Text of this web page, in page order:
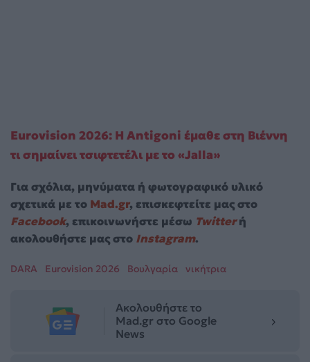
Eurovision 2026: Η Antigoni έμαθε στη Βιέννη
τι σημαίνει τσιφτετέλι με το «Jalla»
Για σχόλια, μηνύματα ή φωτογραφικό υλικό
σχετικά με το Mad.gr, επισκεφτείτε μας στο
Facebook, επικοινωνήστε μέσω Twitterή
ακολουθήστε μας στο Instagram.
DARA Eurovision 2026 Βουλγαρία νικήτρια
Ακολουθήστε το
Mad.gr στο Google
News